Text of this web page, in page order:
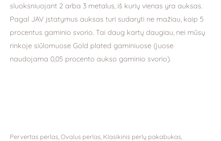
sluoksniuojant 2 arba 3 metalus, iš kurių vienas yra auksas.
Pagal JAV įstatymus auksas turi sudaryti ne mažiau, kaip 5
procentus gaminio svorio. Tai daug kartų daugiau, nei mūsų
rinkoje siūlomuose Gold plated gaminiuose (juose
naudojama 0,05 procento aukso gaminio svorio).
Pervertas perlas, Ovalus perlas, Klasikinis perlų pakabukas,